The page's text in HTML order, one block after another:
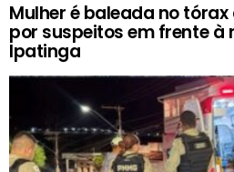
Mulher é baleada no
por suspeitos em frente à
Ipatinga